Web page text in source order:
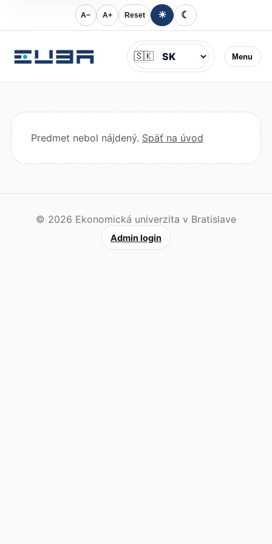
A− A+ Reset ☀ ☾
Menu
Jazyk
🇸🇰
Predmet nebol nájdený. Späť na úvod
© 2026 Ekonomická univerzita v Bratislave
Admin login